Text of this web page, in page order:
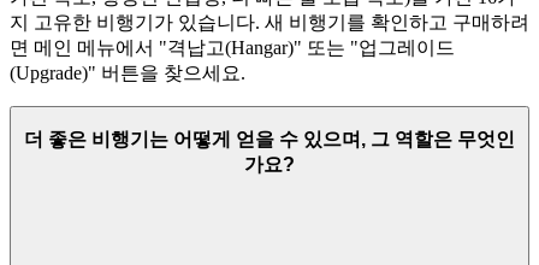
지 고유한 비행기가 있습니다. 새 비행기를 확인하고 구매하려
면 메인 메뉴에서 "격납고(Hangar)" 또는 "업그레이드
(Upgrade)" 버튼을 찾으세요.
더 좋은 비행기는 어떻게 얻을 수 있으며, 그 역할은 무엇인
가요?